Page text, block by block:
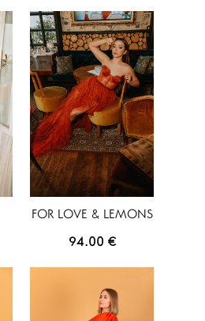
FOR LOVE & LEMONS
94.00 €